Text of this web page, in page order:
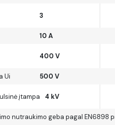
3
10 A
400 V
Ui 500 V
įtampa 4 kV
nutraukimo geba pagal EN6898